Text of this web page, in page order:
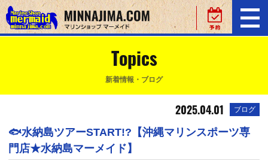
Topics
新着情報・ブログ
2025.04.01 ブログ
🐟水納島ツアーSTART!?【沖縄マリンスポーツ専
門店★水納島マーメイド】